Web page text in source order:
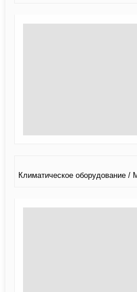
Климатичeское оборудование /